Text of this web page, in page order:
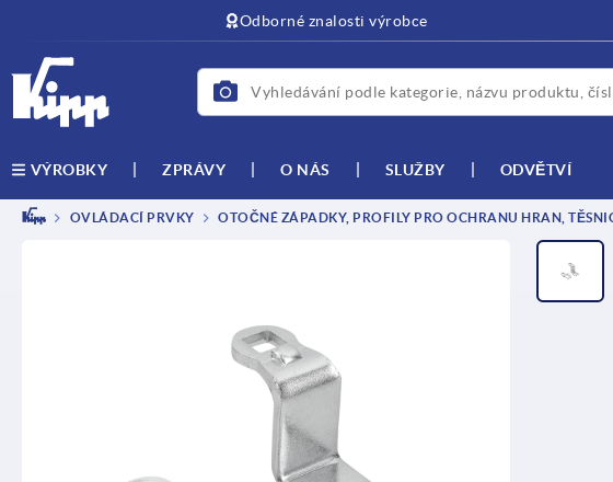
Odborné znalosti výrobce
VÝROBKY ZPRÁVY O NÁS SLUŽBY ODVĚTVÍ
OVLÁDACÍ PRVKY OTOČNÉ ZÁPADKY, PROFILY PRO OCHRANU HRAN,